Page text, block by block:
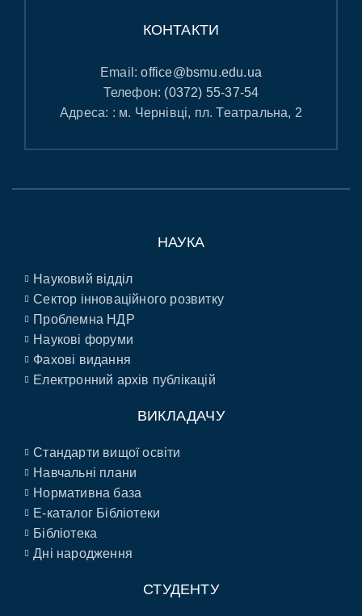
КОНТАКТИ
Email:office@bsmu.edu.ua
Телефон: (0372) 55-37-54
Адреса: : м. Чернівці, пл. Театральна, 2
НАУКА
Науковий відділ
Сектор інноваційного розвитку
Проблемна НДР
Наукові форуми
Фахові видання
Електронний архів публікацій
ВИКЛАДАЧУ
Стандарти вищої освіти
Навчальні плани
Нормативна база
E-каталог Бібліотеки
Бібліотека
Дні народження
СТУДЕНТУ